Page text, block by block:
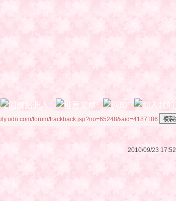
forum/trackback.jsp?no=65248&aid=4187186
2010/09/23 17:52